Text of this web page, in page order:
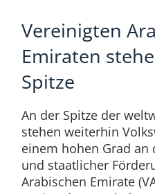
Vereinigten
Emiraten
Spitze
An der Spitze der
stehen weiterhin
einem hohen Grad
und staatlicher
Arabischen Emirate